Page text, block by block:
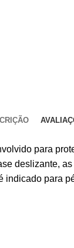
para
deslizante,